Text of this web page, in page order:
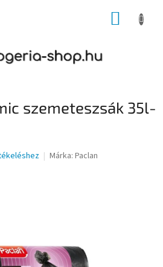
KOSÁR
szemeteszsák 35l-
Márka: Paclan